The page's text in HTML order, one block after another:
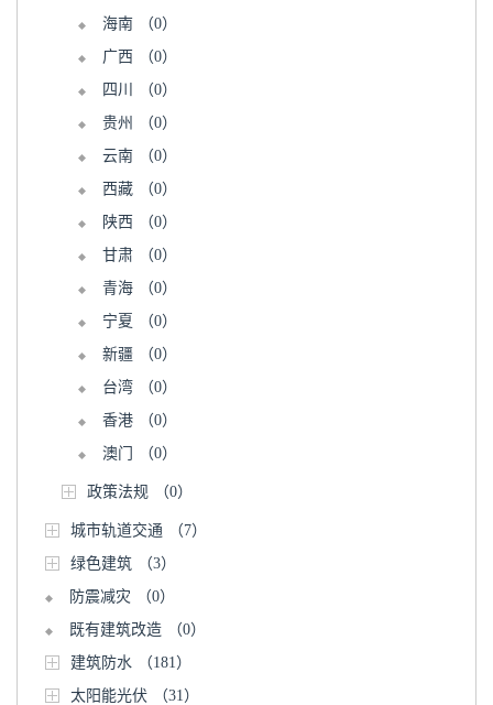
海南
（0）
广西
（0）
四川
（0）
贵州
（0）
云南
（0）
西藏
（0）
陕西
（0）
甘肃
（0）
青海
（0）
宁夏
（0）
新疆
（0）
台湾
（0）
香港
（0）
澳门
（0）
政策法规 （0）
城市轨道交通
（7）
绿色建筑
（3）
防震减灾
（0）
既有建筑改造
（0）
建筑防水
（181）
太阳能光伏
（31）